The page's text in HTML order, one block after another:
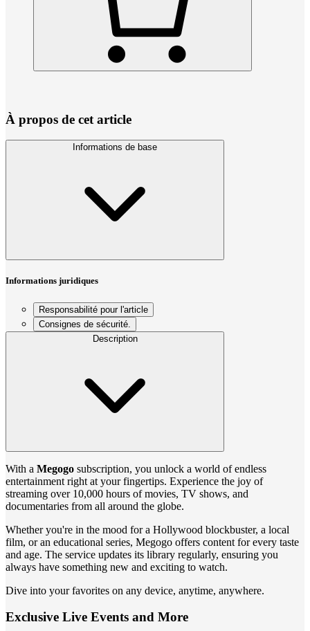
À propos de cet article
Informations de base
Informations juridiques
Responsabilité pour l'article
Consignes de sécurité.
Description
With a Megogo subscription, you unlock a world of endless
entertainment right at your fingertips. Experience the joy of
streaming over 10,000 hours of movies, TV shows, and
documentaries from all around the globe.
Whether you're in the mood for a Hollywood blockbuster, a local
film, or an educational series, Megogo offers content for every taste
and age. The service updates its library regularly, ensuring you
always have something new and exciting to watch.
Dive into your favorites on any device, anytime, anywhere.
Exclusive Live Events and More